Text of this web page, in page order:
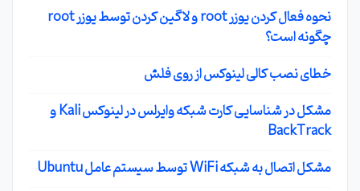
نحوه فعال کردن یوزر root و لاگین کردن توسط یوزر root
چگونه است؟
خطای نصب کالی لینوکس از روی فلش
مشکل در شناسایی کارت شبکه وایرلس در لینوکس Kali و
BackTrack
مشکل اتصال به شبکه WiFi توسط سیستم عامل Ubuntu